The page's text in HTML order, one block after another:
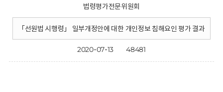
법령평가전문위원회
「선원법 시행령」 일부개정안에 대한 개인정보 침해요인 평가 결과
2020-07-13 48481